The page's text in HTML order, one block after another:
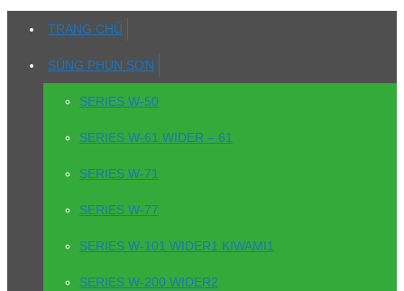
TRANG CHỦ
SÚNG PHUN SƠN
SERIES W-50
SERIES W-61 WIDER – 61
SERIES W-71
SERIES W-77
SERIES W-101 WIDER1 KIWAMI1
SERIES W-200 WIDER2